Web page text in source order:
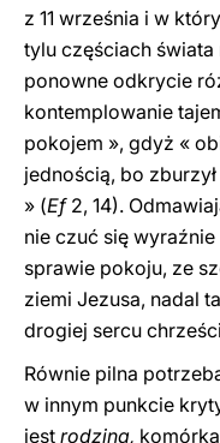
z 11 września i w
tylu częściach
ponowne odkrycie
kontemplowanie
pokojem », gdyż «
jednością, bo
» (Ef2, 14).
nie czuć się
sprawie pokoju, ze
ziemi Jezusa, nadal
drogiej sercu
Równie pilna
w innym punkcie
jest rodzina,